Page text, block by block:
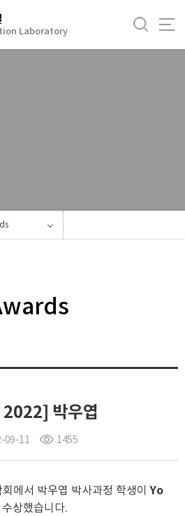
Laboratory
박우엽
09-11 1455
에서 박우엽 박사과정 학생이Yo
수상했습니다.